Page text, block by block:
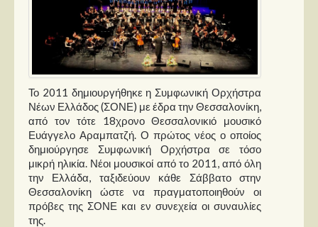
Το 2011 δημιουργήθηκε η Συμφωνική Ορχήστρα
Νέων Ελλάδος (ΣΟΝΕ) με έδρα την Θεσσαλονίκη,
από τον τότε 18χρονο Θεσσαλονικιό μουσικό
Ευάγγελο Αραμπατζή. Ο πρώτος νέος ο οποίος
δημιούργησε Συμφωνική Ορχήστρα σε τόσο
μικρή ηλικία. Νέοι μουσικοί από το 2011, από όλη
την Ελλάδα, ταξιδεύουν κάθε Σάββατο στην
Θεσσαλονίκη ώστε να πραγματοποιηθούν οι
πρόβες της ΣΟΝΕ και εν συνεχεία οι συναυλίες
της.